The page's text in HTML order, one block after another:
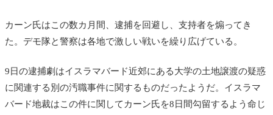
カーン氏はこの数カ月間、逮捕を回避し、支持者を煽ってき
た。デモ隊と警察は各地で激しい戦いを繰り広げている。
9日の逮捕劇はイスラマバード近郊にある大学の土地譲渡の疑惑
に関連する別の汚職事件に関するものだったようだ。イスラマ
バード地裁はこの件に関してカーン氏を8日間勾留するよう命じ